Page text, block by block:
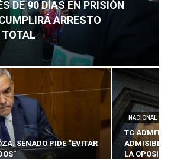
DE 90 DÍAS EN PRISIÓN
ARRESTO
TOTAL
SENADO PIDE “EVITAR
NACIONAL
TC ADMITE
ADMISIBLES
LA